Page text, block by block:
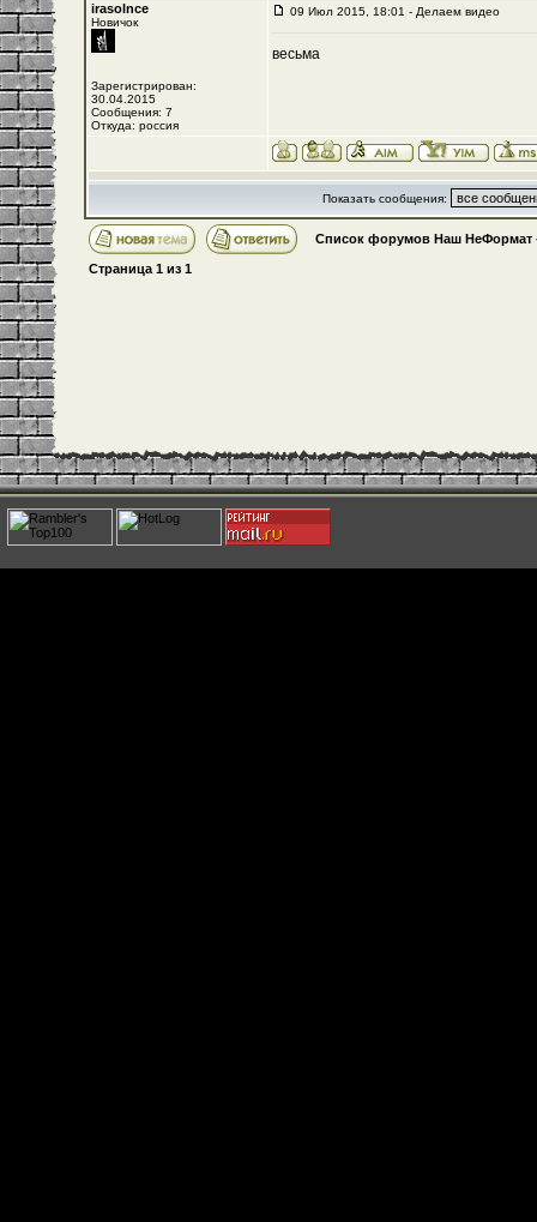
irasolnce
Новичок
Зарегистрирован:
30.04.2015
Сообщения: 7
Откуда: россия
09 Июл 2015, 18:01 - Делаем видео
весьма
Показать сообщения:
Список форумов Наш НеФормат
Страница 1 из 1